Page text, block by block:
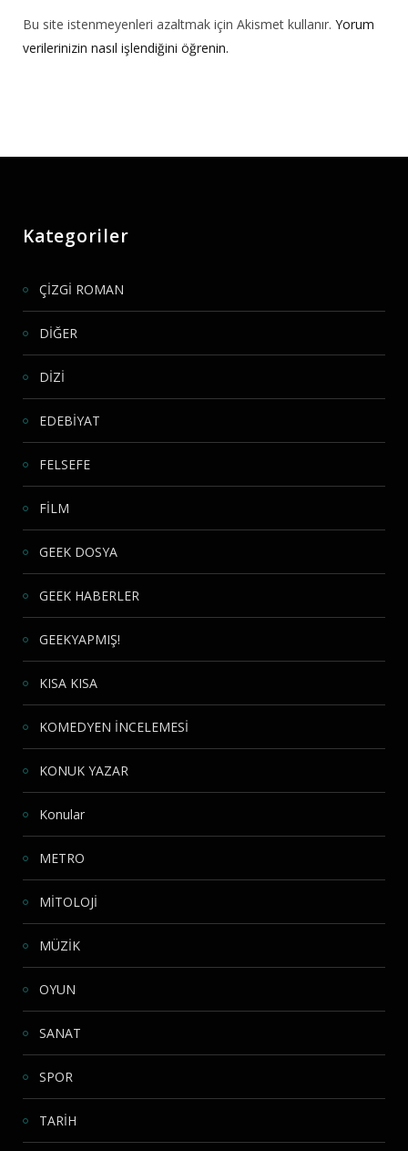
Bu site istenmeyenleri azaltmak için Akismet kullanır. Yorum
verilerinizin nasıl işlendiğini öğrenin.
Kategoriler
ÇİZGİ ROMAN
DİĞER
DİZİ
EDEBİYAT
FELSEFE
FİLM
GEEK DOSYA
GEEK HABERLER
GEEKYAPMIŞ!
KISA KISA
KOMEDYEN İNCELEMESİ
KONUK YAZAR
Konular
METRO
MİTOLOJİ
MÜZİK
OYUN
SANAT
SPOR
TARİH